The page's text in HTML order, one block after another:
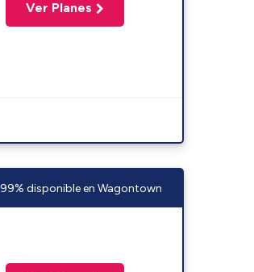
Ver Planes
99% disponible en Wagontown